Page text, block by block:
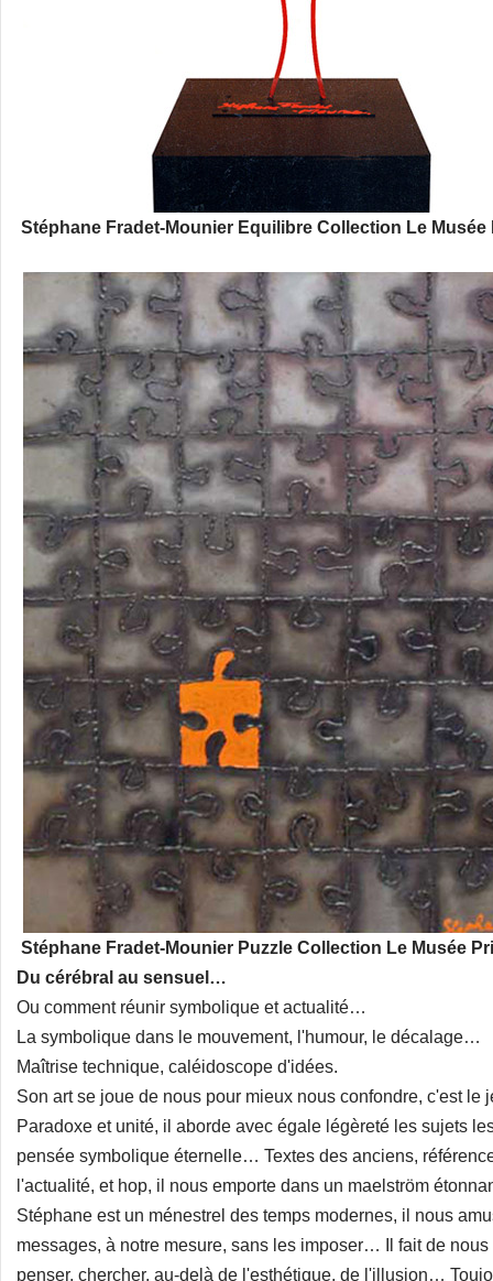
Stéphane Fradet-Mounier Equilibre Collection Le Musée
Stéphane Fradet-Mounier Puzzle Collection Le Musée
Du cérébral au sensuel…
Ou comment réunir symbolique et actualité…
La symbolique dans le mouvement, l'humour, le décalage…
Maîtrise technique, caléidoscope d'idées.
Son art se joue de nous pour mieux nous confondre, c'est le
Paradoxe et unité, il aborde avec égale légèreté les sujets
pensée symbolique éternelle… Textes des anciens,
l'actualité, et hop, il nous emporte dans un maelström
Stéphane est un ménestrel des temps modernes, il nous
messages, à notre mesure, sans les imposer… Il fait de
penser, chercher, au-delà de l'esthétique, de l'illusion…